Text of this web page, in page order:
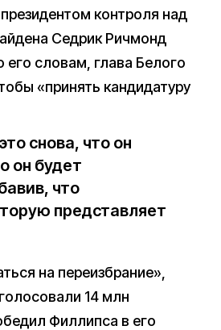
контроля над
Седрик Ричмонд
его словам, глава Белого
«принять кандидатуру
снова, что он
он будет
что
представляет
на переизбрание»,
14 млн
Филлипса в его